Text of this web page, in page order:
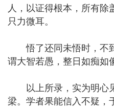
人，以证得根本，所有除
只力微耳。
悟了还同未悟时，不
谓大智若愚，整日如痴如
以上所录，实为明心
梁。学者果能信入不疑，